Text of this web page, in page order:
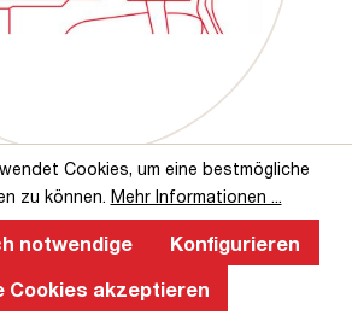
unsere Kunden über uns
Cookies, um eine bestmögliche
zu können. Mehr Informationen ...
notwendige
Konfigurieren
Cookies akzeptieren